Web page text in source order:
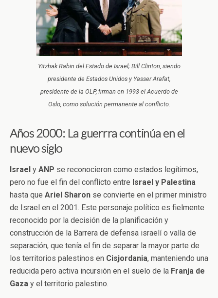
Yitzhak Rabin del Estado de Israel; Bill Clinton, siendo
presidente de Estados Unidos y Yasser Arafat,
presidente de la OLP, firman en 1993 el Acuerdo de
Oslo, como solución permanente al conflicto.
Años 2000: La guerrra continúa en el
nuevo siglo
Israel y ANP se reconocieron como estados legítimos,
pero no fue el fin del conflicto entre Israel y Palestina
hasta que Ariel Sharon se convierte en el primer ministro
de Israel en el 2001. Este personaje político es fielmente
reconocido por la decisión de la planificación y
construcción de la Barrera de defensa israelí o valla de
separación, que tenía el fin de separar la mayor parte de
los territorios palestinos en Cisjordania, manteniendo una
reducida pero activa incursión en el suelo de la Franja de
Gaza y el territorio palestino.